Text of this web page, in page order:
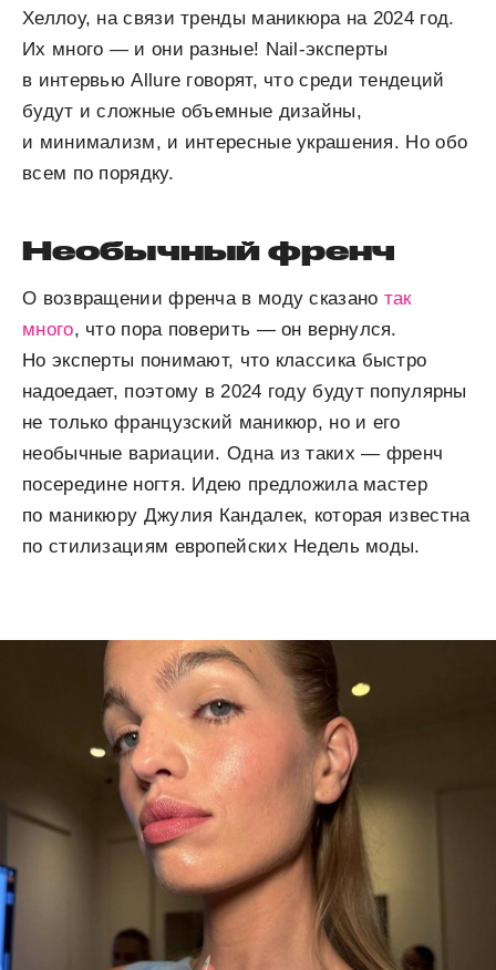
Хеллоу, на связи тренды маникюра на 2024 год.
Их много — и они разные! Nail-эксперты
в интервью Allure говорят, что среди тендеций
будут и сложные объемные дизайны,
и минимализм, и интересные украшения. Но обо
всем по порядку.
Необычный френч
О возвращении френча в моду сказано так
много, что пора поверить — он вернулся.
Но эксперты понимают, что классика быстро
надоедает, поэтому в 2024 году будут популярны
не только французский маникюр, но и его
необычные вариации. Одна из таких — френч
посередине ногтя. Идею предложила мастер
по маникюру Джулия Кандалек, которая известна
по стилизациям европейских Недель моды.